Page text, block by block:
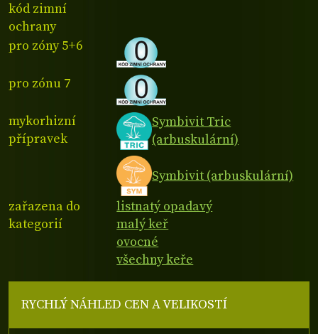
kód zimní
ochrany
pro zóny 5+6
pro zónu 7
mykorhizní
přípravek
Symbivit Tric
(arbuskulární)
Symbivit (arbuskulární)
zařazena do
kategorií
listnatý opadavý
malý keř
ovocné
všechny keře
RYCHLÝ NÁHLED CEN A VELIKOSTÍ